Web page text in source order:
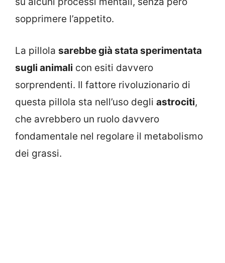
sopprimere l’appetito.
La pillola sarebbe già stata sperimentata
sugli animali con esiti davvero
sorprendenti. Il fattore rivoluzionario di
questa pillola sta nell’uso degli astrociti,
che avrebbero un ruolo davvero
fondamentale nel regolare il metabolismo
dei grassi.